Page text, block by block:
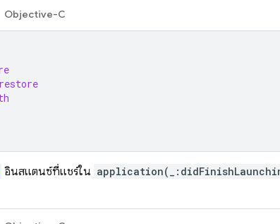
Objective-C
อินสแตนซ์ที่แชร์ใน